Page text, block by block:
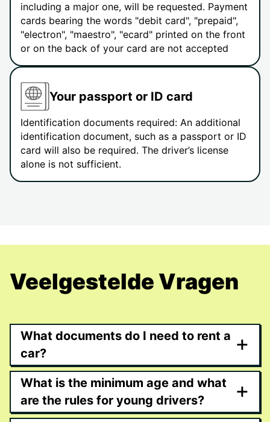
including a major one, will be requested. Payment
cards bearing the words "debit card", "prepaid",
"electron", "maestro", "ecard" printed on the front
or on the back of your card are not accepted
Your passport or ID card
Identification documents required: An additional
identification document, such as a passport or ID
card will also be required. The driver’s license
alone is not sufficient.
Veelgestelde Vragen
What documents do I need to rent a
car?
+
What is the minimum age and what
are the rules for young drivers?
+